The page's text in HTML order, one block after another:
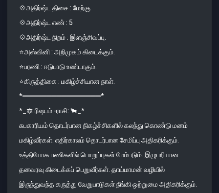
💠அதிர்ஷ்ட திசை : மேற்கு
💠அதிர்ஷ்ட எண் : 5
💠அதிர்ஷ்ட நிறம் : இளஞ்சிவப்பு.
⭐️அஸ்வினி : அறிமுகம் கிடைக்கும்.
⭐️பரணி : ஈடுபாடு உண்டாகும்.
⭐️கிருத்திகை : மகிழ்ச்சியான நாள்.
*════════════════*
*_🔯 ரிஷபம் -ராசி: 🐂_*
சுபகாரியம் தொடர்பான நிகழ்ச்சிகளில் கலந்து கொண்டு மனம்
மகிழ்வீர்கள். எதிர்காலம் தொடர்பான சேமிப்பு அதிகரிக்கும்.
உத்தியோக பணிகளில் பொறுப்புகள் மேம்படும். இழுபறியான
தனவரவு கிடைக்கப் பெறுவீர்கள். தாய்மாமன் வழியில்
இருந்துவந்த கருத்து வேறுபாடுகள் நீங்கி ஒற்றுமை அதிகரிக்கும்.